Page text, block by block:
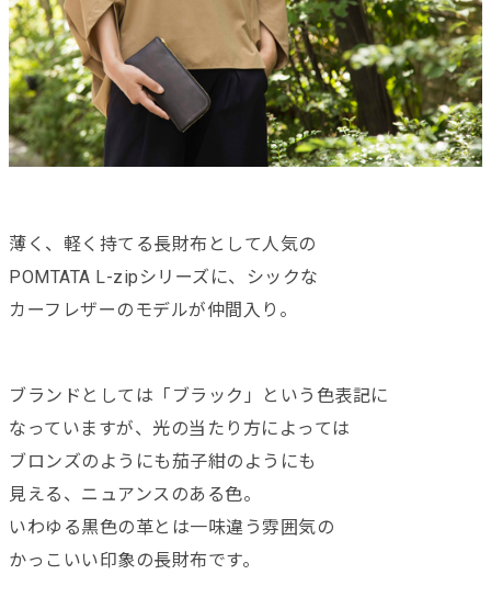
薄く、軽く持てる長財布として人気の
POMTATA L-zipシリーズに、シックな
カーフレザーのモデルが仲間入り。
ブランドとしては「ブラック」という色表記に
なっていますが、光の当たり方によっては
ブロンズのようにも茄子紺のようにも
見える、ニュアンスのある色。
いわゆる黒色の革とは一味違う雰囲気の
かっこいい印象の長財布です。